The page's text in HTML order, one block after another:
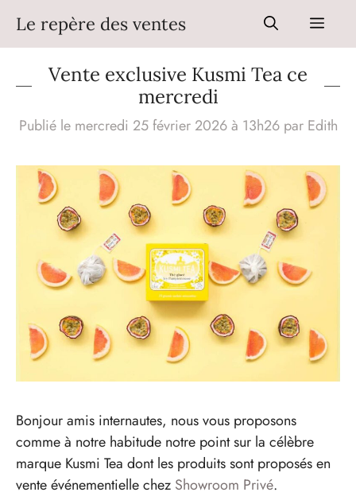
contenu
Le repère des ventes Menu
Vente exclusive Kusmi Tea ce
mercredi
Publié le mercredi 25 février 2026 à 13h26 par Edith
Bonjour amis internautes, nous vous proposons
comme à notre habitude notre point sur la célèbre
marque Kusmi Tea dont les produits sont proposés en
vente événementielle chez Showroom Privé.